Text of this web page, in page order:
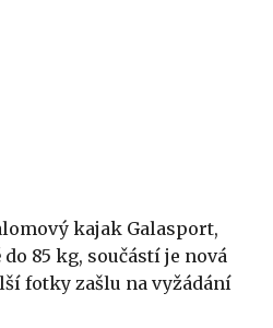
kajak Galasport,
85 kg, součástí je nová
fotky zašlu na vyžádání